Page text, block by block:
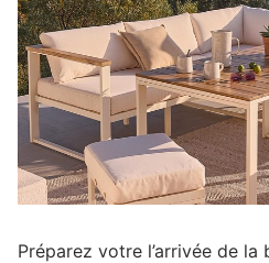
Préparez votre l’arrivée de